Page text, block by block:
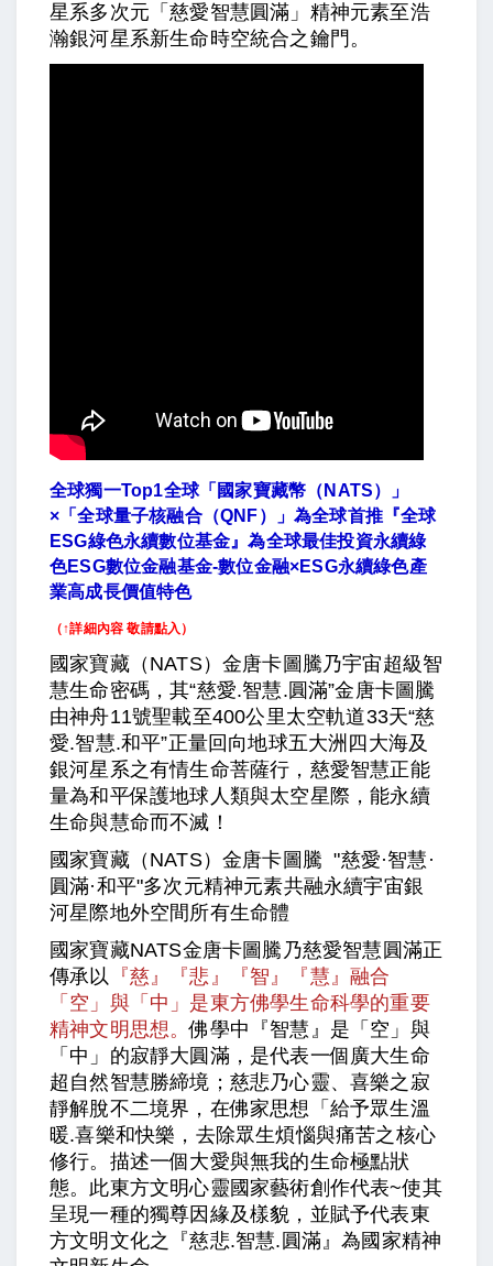
星系多次元「慈愛智慧圓滿」精神元素至浩
瀚銀河星系新生命時空統合之鑰門。
全球獨一Top1全球「國家寶藏幣（NATS）」
× 「全球量子核融合（QNF）」為全球首推『全球
ESG綠色永續數位基金』為全球最佳投資永續綠
色ESG數位金融基金-數位金融×ESG永續綠色產
業高成長價值特色
（↑詳細內容 敬請點入）
國家寶藏（NATS）金唐卡圖騰乃宇宙超級智
慧生命密碼，其“慈愛.智慧.圓滿”金唐卡圖騰
由神舟11號聖載至400公里太空軌道33天“慈
愛.智慧.和平”正量回向地球五大洲四大海及
銀河星系之有情生命菩薩行，慈愛智慧正能
量為和平保護地球人類與太空星際，能永續
生命與慧命而不滅！
國家寶藏（NATS）金唐卡圖騰 "慈愛·智慧·
圓滿·和平"多次元精神元素共融永續宇宙銀
河星際地外空間所有生命體
國家寶藏NATS金唐卡圖騰乃慈愛智慧圓滿正
傳承以 『慈』『悲』『智』『慧』融合
「空」與「中」是東方佛學生命科學的重要
精神文明思想。佛學中『智慧』是「空」與
「中」的寂靜大圓滿，是代表一個廣大生命
超自然智慧勝締境；慈悲乃心靈、喜樂之寂
靜解脫不二境界，在佛家思想「給予眾生溫
暖.喜樂和快樂，去除眾生煩惱與痛苦之核心
修行。描述一個大愛與無我的生命極點狀
態。此東方文明心靈國家藝術創作代表~使其
呈現一種的獨尊因緣及樣貌，並賦予代表東
方文明文化之『慈悲.智慧.圓滿』為國家精神